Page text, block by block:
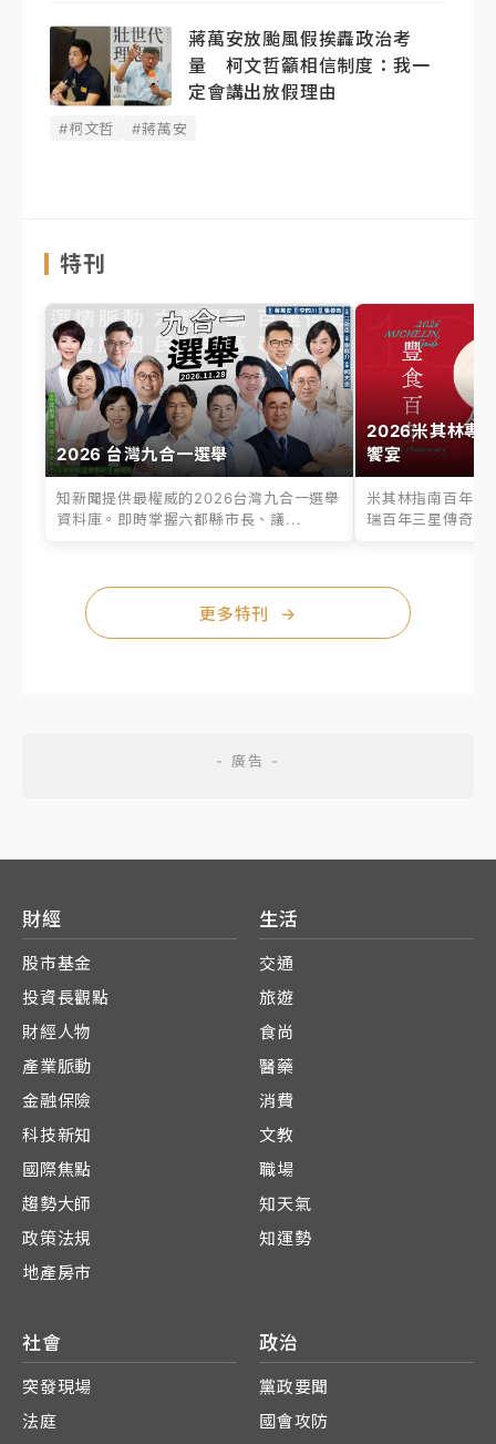
蔣萬安放颱風假挨轟政治考
量 柯文哲籲相信制度：我一
定會講出放假理由
#柯文哲 #蔣萬安
特刊
2026 台灣九合一選舉
知新聞提供最權威的2026台灣九合一選舉
資料庫。即時掌握六都縣市長、議...
2026米其林專
饗宴
米其林指南百年之
瑞百年三星傳奇、
更多特刊 →
財經
股市基金
投資長觀點
財經人物
產業脈動
金融保險
科技新知
國際焦點
趨勢大師
政策法規
地產房市
生活
交通
旅遊
食尚
醫藥
消費
文教
職場
知天氣
知運勢
社會
突發現場
法庭
政治
黨政要聞
國會攻防